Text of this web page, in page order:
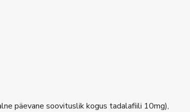
päevane soovituslik kogus tadalafiili 10mg),